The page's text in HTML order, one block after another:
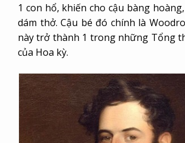
1 con hổ, khiến cho cậu bàng
dám thở. Cậu bé đó chính là
này trở thành 1 trong những Tổng
của Hoa kỳ.